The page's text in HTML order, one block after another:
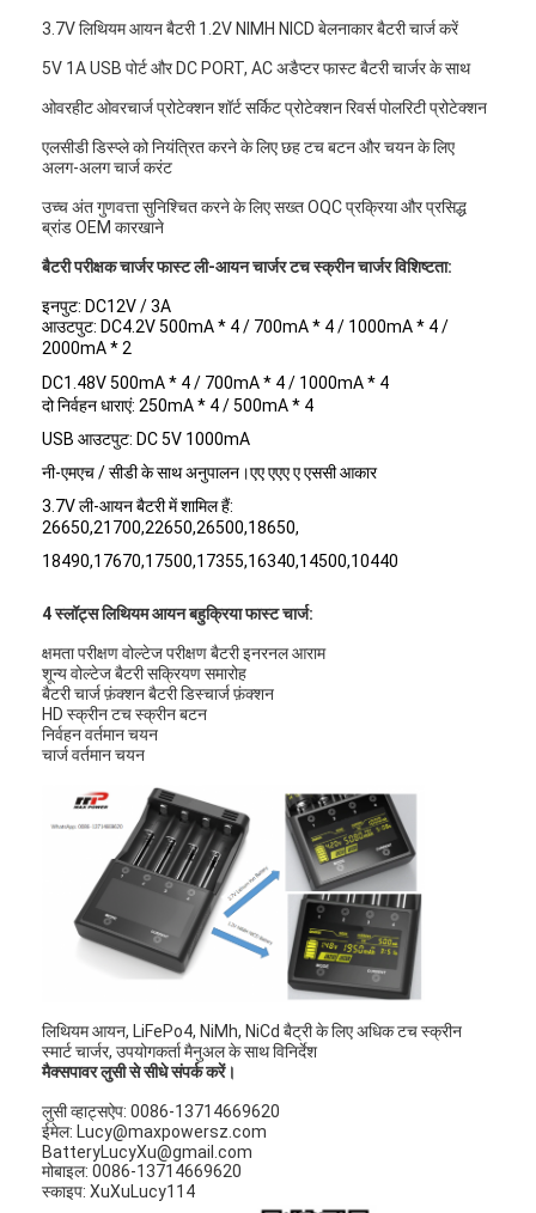
घर
उत्पादों
3.7V लिथियम आयन बैटरी 1.2V NIMH NICD बेलनाकार बैटरी चार्ज करें
5V 1A USB पोर्ट और DC PORT, AC अडैप्टर फास्ट बैटरी चार्जर के साथ
ओवरहीट ओवरचार्ज प्रोटेक्शन शॉर्ट सर्किट प्रोटेक्शन रिवर्स पोलरिटी प्रोटेक्शन
एलसीडी डिस्प्ले को नियंत्रित करने के लिए छह टच बटन और चयन के लिए
अलग-अलग चार्ज करंट
उच्च अंत गुणवत्ता सुनिश्चित करने के लिए सख्त OQC प्रक्रिया और प्रसिद्ध
ब्रांड OEM कारखाने
बैटरी परीक्षक चार्जर फास्ट ली-आयन चार्जर टच स्क्रीन चार्जर विशिष्टता:
इनपुट: DC12V / 3A
आउटपुट: DC4.2V 500mA * 4 / 700mA * 4 / 1000mA * 4 /
2000mA * 2
DC1.48V500mA * 4 / 700mA * 4 / 1000mA * 4
दो निर्वहन धाराएं: 250mA * 4 / 500mA * 4
USB आउटपुट: DC 5V 1000mA
नी-एमएच / सीडी के साथ अनुपालन।एए एएए ए एससी आकार
3.7V ली-आयन बैटरी में शामिल हैं:
26650,21700,22650,26500,18650,
18490,17670,17500,17355,16340,14500,10440
4 स्लॉट्स लिथियम आयन बहुक्रिया फास्ट चार्ज:
क्षमता परीक्षण वोल्टेज परीक्षण बैटरी इनरनल आराम
शून्य वोल्टेज बैटरी सक्रियण समारोह
बैटरी चार्ज फ़ंक्शन बैटरी डिस्चार्ज फ़ंक्शन
HD स्क्रीन टच स्क्रीन बटन
निर्वहन वर्तमान चयन
चार्ज वर्तमान चयन
लिथियम आयन, LiFePo4, NiMh, NiCd बैट्री के लिए अधिक टच स्क्रीन
स्मार्ट चार्जर, उपयोगकर्ता मैनुअल के साथ विनिर्देश
मैक्सपावर लुसी से सीधे संपर्क करें।
लुसी व्हाट्सऐप: 0086-13714669620
ईमेल: Lucy@maxpowersz.com
BatteryLucyXu@gmail.com
मोबाइल: 0086-13714669620
स्काइप: XuXuLucy114